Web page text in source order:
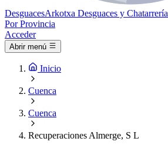
DesguacesArkotxa Desguaces y
Por Provincia
Acceder
Abrir menú
Inicio
Cuenca
Cuenca
Recuperaciones Almerge, S L